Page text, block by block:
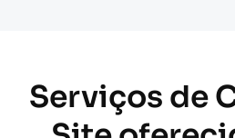
Serviços de